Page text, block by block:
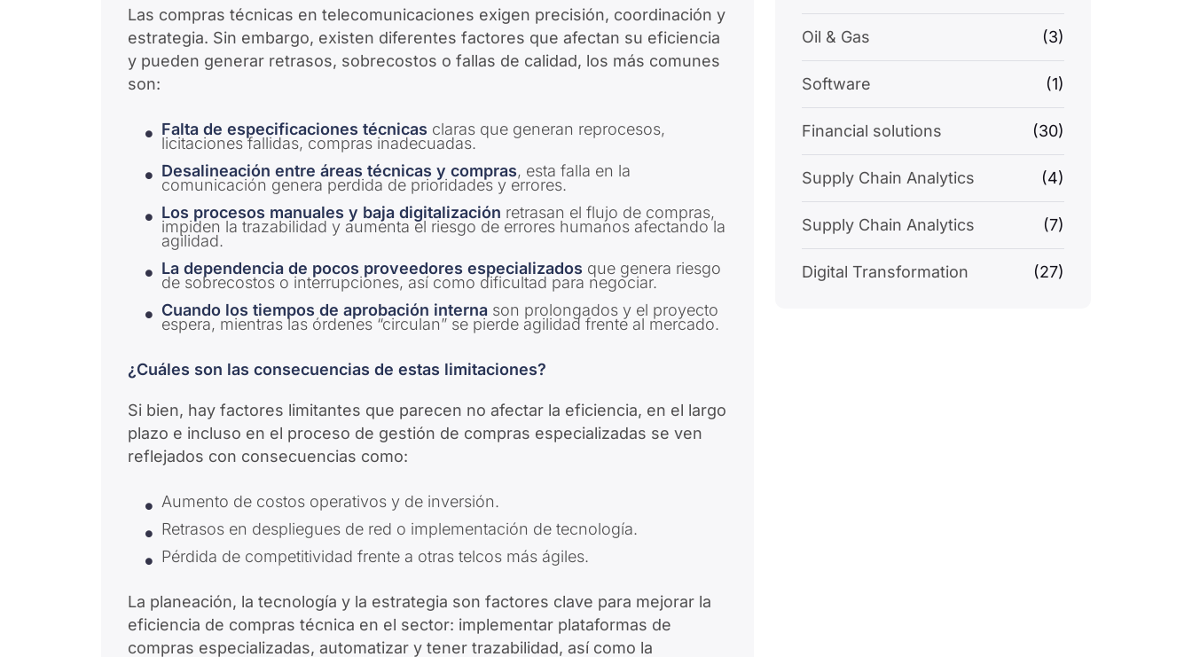
Las compras técnicas en telecomunicaciones exigen precisión, coordinación y
estrategia. Sin embargo, existen diferentes factores que afectan su eficiencia
y pueden generar retrasos, sobrecostos o fallas de calidad, los más comunes
son:
Falta de especificaciones técnicas claras que generan reprocesos,
licitaciones fallidas, compras inadecuadas.
Desalineación entre áreas técnicas y compras, esta falla en la
comunicación genera perdida de prioridades y errores.
Los procesos manuales y baja digitalización retrasan el flujo de compras,
impiden la trazabilidad y aumenta el riesgo de errores humanos afectando la
agilidad.
La dependencia de pocos proveedores especializados que genera riesgo
de sobrecostos o interrupciones, así como dificultad para negociar.
Cuando los tiempos de aprobación interna son prolongados y el proyecto
espera, mientras las órdenes “circulan” se pierde agilidad frente al mercado.
¿Cuáles son las consecuencias de estas limitaciones?
Si bien, hay factores limitantes que parecen no afectar la eficiencia, en el largo
plazo e incluso en el proceso de gestión de compras especializadas se ven
reflejados con consecuencias como:
Aumento de costos operativos y de inversión.
Retrasos en despliegues de red o implementación de tecnología.
Pérdida de competitividad frente a otras telcos más ágiles.
La planeación, la tecnología y la estrategia son factores clave para mejorar la
eficiencia de compras técnica en el sector: implementar plataformas de
compras especializadas, automatizar y tener trazabilidad, así como la
Oil & Gas (3)
Software (1)
Financial solutions (30)
Supply Chain Analytics (4)
Supply Chain Analytics (7)
Digital Transformation (27)